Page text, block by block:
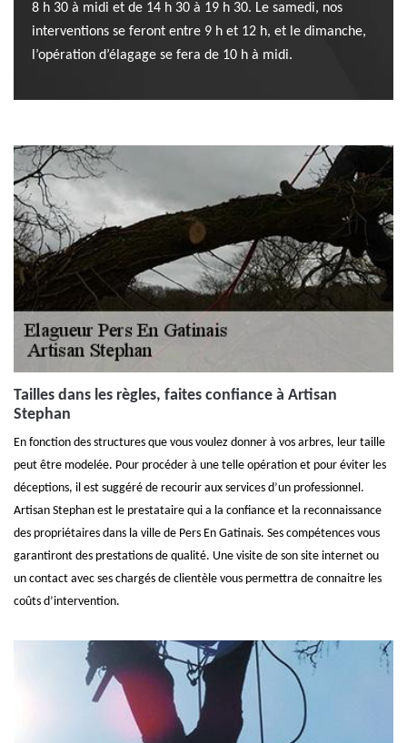
8 h 30 à midi et de 14 h 30 à 19 h 30. Le samedi, nos
interventions se feront entre 9 h et 12 h, et le dimanche,
l’opération d’élagage se fera de 10 h à midi.
Tailles dans les règles, faites confiance à Artisan
Stephan
En fonction des structures que vous voulez donner à vos arbres, leur taille
peut être modelée. Pour procéder à une telle opération et pour éviter les
déceptions, il est suggéré de recourir aux services d’un professionnel.
Artisan Stephan est le prestataire qui a la confiance et la reconnaissance
des propriétaires dans la ville de Pers En Gatinais. Ses compétences vous
garantiront des prestations de qualité. Une visite de son site internet ou
un contact avec ses chargés de clientèle vous permettra de connaitre les
coûts d’intervention.